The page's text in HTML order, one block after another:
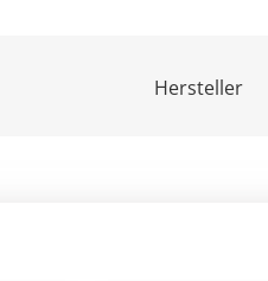
Hersteller